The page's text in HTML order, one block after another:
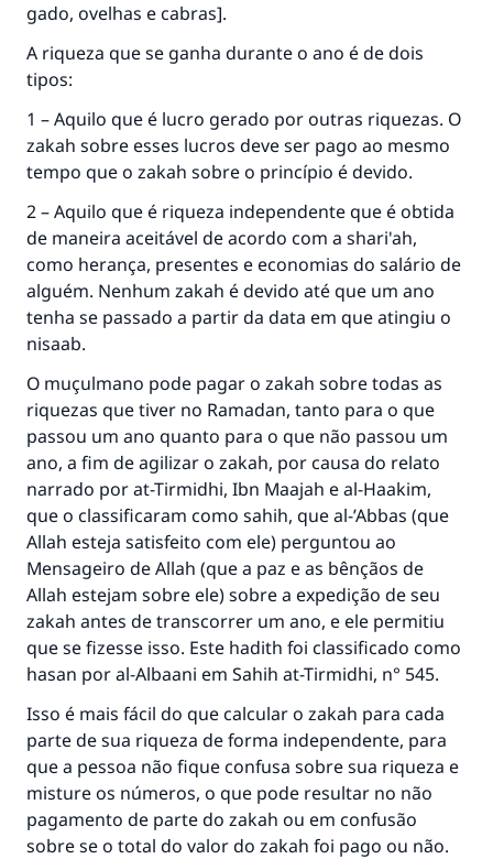
gado, ovelhas e cabras].
A riqueza que se ganha durante o ano é de dois
tipos:
1 – Aquilo que é lucro gerado por outras riquezas. O
zakah sobre esses lucros deve ser pago ao mesmo
tempo que o zakah sobre o princípio é devido.
2 – Aquilo que é riqueza independente que é obtida
de maneira aceitável de acordo com a shari'ah,
como herança, presentes e economias do salário de
alguém. Nenhum zakah é devido até que um ano
tenha se passado a partir da data em que atingiu o
nisaab.
O muçulmano pode pagar o zakah sobre todas as
riquezas que tiver no Ramadan, tanto para o que
passou um ano quanto para o que não passou um
ano, a fim de agilizar o zakah, por causa do relato
narrado por at-Tirmidhi, Ibn Maajah e al-Haakim,
que o classificaram como sahih, que al-’Abbas (que
Allah esteja satisfeito com ele) perguntou ao
Mensageiro de Allah (que a paz e as bênçãos de
Allah estejam sobre ele) sobre a expedição de seu
zakah antes de transcorrer um ano, e ele permitiu
que se fizesse isso. Este hadith foi classificado como
hasan por al-Albaani em Sahih at-Tirmidhi, n° 545.
Isso é mais fácil do que calcular o zakah para cada
parte de sua riqueza de forma independente, para
que a pessoa não fique confusa sobre sua riqueza e
misture os números, o que pode resultar no não
pagamento de parte do zakah ou em confusão
sobre se o total do valor do zakah foi pago ou não.
A resposta n° 110845 salvou um
Ajude-nos a responder à Ummah
O Profeta ﷺ disse,
"Quem quer que incentive outros a fazer o
que é bom receberá a mesma recompensa
que aqueles que o fazem."
(MUSLIM, 1893)
CONTRIBUIR